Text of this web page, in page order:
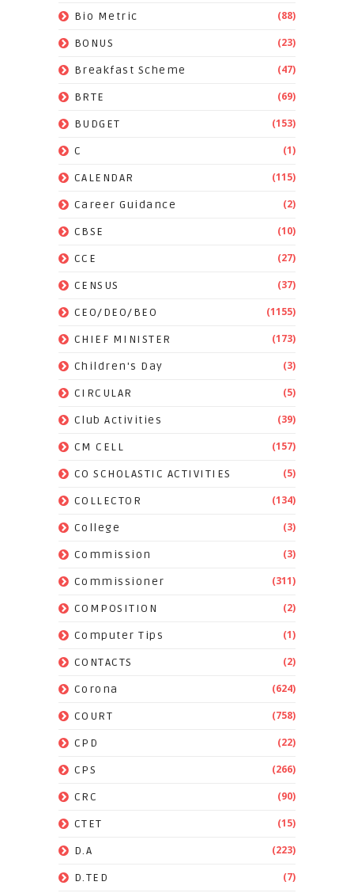
Bio Metric (88)
BONUS (23)
Breakfast Scheme (47)
BRTE (69)
BUDGET (153)
C (1)
CALENDAR (115)
Career Guidance (2)
CBSE (10)
CCE (27)
CENSUS (37)
CEO/DEO/BEO (1155)
CHIEF MINISTER (173)
Children's Day (3)
CIRCULAR (5)
Club Activities (39)
CM CELL (157)
CO SCHOLASTIC ACTIVITIES (5)
COLLECTOR (134)
College (3)
Commission (3)
Commissioner (311)
COMPOSITION (2)
Computer Tips (1)
CONTACTS (2)
Corona (624)
COURT (758)
CPD (22)
CPS (266)
CRC (90)
CTET (15)
D.A (223)
D.TED (7)